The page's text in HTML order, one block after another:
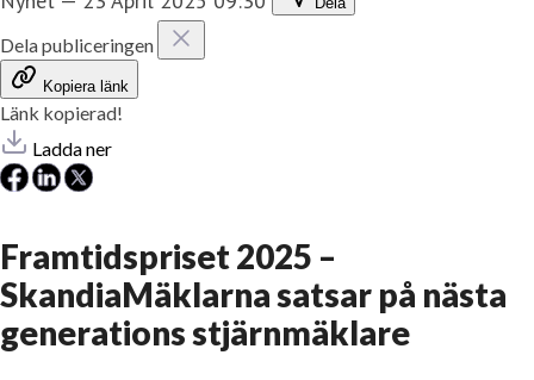
Dela publiceringen
Kopiera länk
Länk kopierad!
Ladda ner
Framtidspriset 2025 –
SkandiaMäklarna satsar på nästa
generations stjärnmäklare